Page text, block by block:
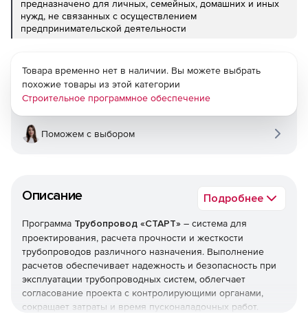
предназначено для личных, семейных, домашних и иных
нужд, не связанных с осуществлением
предпринимательской деятельности
Описание Подробнее
Программа Трубопровод «СТАРТ» – система для
проектирования, расчета прочности и жесткости
трубопроводов различного назначения. Выполнение
расчетов обеспечивает надежность и безопасность при
эксплуатации трубопроводных систем, облегчает
согласование проекта с контролирующими органами,
сокращает затраты и время пусконаладочных работ.
Товара временно нет в наличии. Вы можете выбрать
похожие товары из этой категории
Строительное программное обеспечение
Поможем с выбором